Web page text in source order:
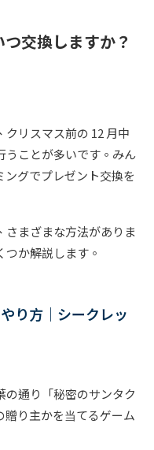
交換しますか？
リスマス前の 12 月中
うことが多いです。みん
グでプレゼント交換を
さまざまな方法がありま
か解説します。
り方｜シークレッ
通り「秘密のサンタク
贈り主かを当てるゲーム